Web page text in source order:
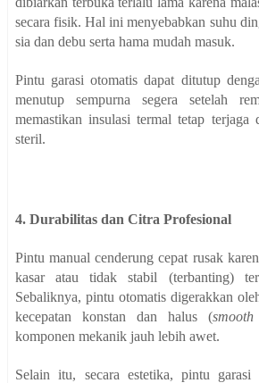
secara fisik. Hal ini menyebabkan suhu
sia dan debu serta hama mudah masuk.
Pintu garasi otomatis dapat ditutup
menutup sempurna segera setelah
memastikan insulasi termal tetap terjaga
steril.
4. Durabilitas dan Citra Profesional
Pintu manual cenderung cepat rusak
kasar atau tidak stabil (terbanting)
Sebaliknya, pintu otomatis digerakkan
kecepatan konstan dan halus (
komponen mekanik jauh lebih awet.
Selain itu, secara estetika, pintu garasi